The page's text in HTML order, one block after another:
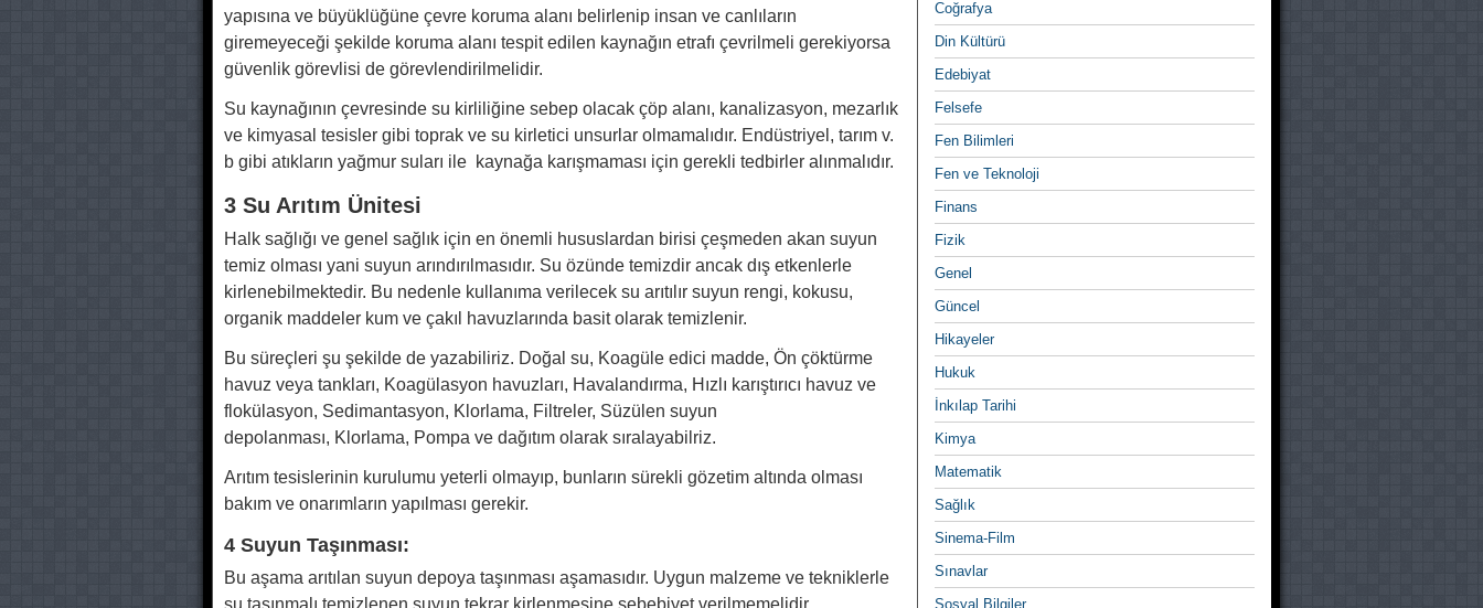
yapısına ve büyüklüğüne çevre koruma alanı belirlenip insan ve canlıların
giremeyeceği şekilde koruma alanı tespit edilen kaynağın etrafı çevrilmeli gerekiyorsa
güvenlik görevlisi de görevlendirilmelidir.
Su kaynağının çevresinde su kirliliğine sebep olacak çöp alanı, kanalizasyon, mezarlık
ve kimyasal tesisler gibi toprak ve su kirletici unsurlar olmamalıdır. Endüstriyel, tarım v.
b gibi atıkların yağmur suları ile kaynağa karışmaması için gerekli tedbirler alınmalıdır.
3 Su Arıtım Ünitesi
Halk sağlığı ve genel sağlık için en önemli hususlardan birisi çeşmeden akan suyun
temiz olması yani suyun arındırılmasıdır. Su özünde temizdir ancak dış etkenlerle
kirlenebilmektedir. Bu nedenle kullanıma verilecek su arıtılır suyun rengi, kokusu,
organik maddeler kum ve çakıl havuzlarında basit olarak temizlenir.
Bu süreçleri şu şekilde de yazabiliriz. Doğal su, Koagüle edici madde, Ön çöktürme
havuz veya tankları, Koagülasyon havuzları, Havalandırma, Hızlı karıştırıcı havuz ve
flokülasyon, Sedimantasyon, Klorlama, Filtreler, Süzülen suyun
depolanması, Klorlama, Pompa ve dağıtım olarak sıralayabilriz.
Arıtım tesislerinin kurulumu yeterli olmayıp, bunların sürekli gözetim altında olması
bakım ve onarımların yapılması gerekir.
4 Suyun Taşınması:
Bu aşama arıtılan suyun depoya taşınması aşamasıdır. Uygun malzeme ve tekniklerle
su taşınmalı temizlenen suyun tekrar kirlenmesine sebebiyet verilmemelidir.
Coğrafya
Din Kültürü
Edebiyat
Felsefe
Fen Bilimleri
Fen ve Teknoloji
Finans
Fizik
Genel
Güncel
Hikayeler
Hukuk
İnkılap Tarihi
Kimya
Matematik
Sağlık
Sinema-Film
Sınavlar
Sosyal Bilgiler